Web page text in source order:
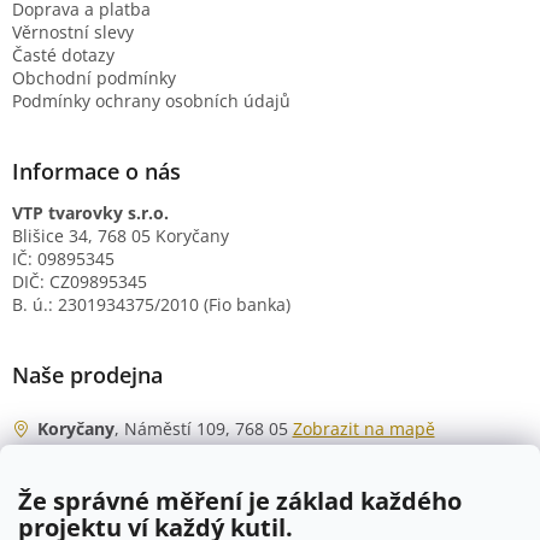
Že správné měření je základ každého
projektu ví každý kutil.
Doprava a platba
Věrnostní slevy
Časté dotazy
Obchodní podmínky
Podmínky ochrany osobních údajů
Informace o nás
VTP tvarovky s.r.o.
Blišice 34, 768 05 Koryčany
IČ: 09895345
DIČ: CZ09895345
B. ú.: 2301934375/2010 (Fio banka)
Naše prodejna
Koryčany, Náměstí 109, 768 05 Zobrazit na mapě
Po - Čt
06:00 - 07:00
07:30 - 15:30